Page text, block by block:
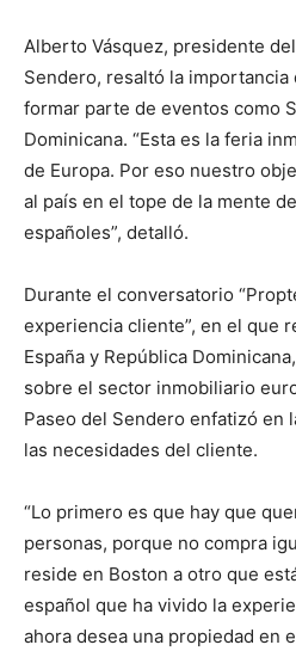
Alberto Vásquez, presidente
Sendero, resaltó la importancia
formar parte de eventos como
Dominicana. “Esta es la feria
de Europa. Por eso nuestro
al país en el tope de la mente
españoles”, detalló.
Durante el conversatorio
experiencia cliente”, en el que
España y República
sobre el sector inmobiliario
Paseo del Sendero enfatizó en
las necesidades del cliente.
“Lo primero es que hay que
personas, porque no compra
reside en Boston a otro que
español que ha vivido la
ahora desea una propiedad en